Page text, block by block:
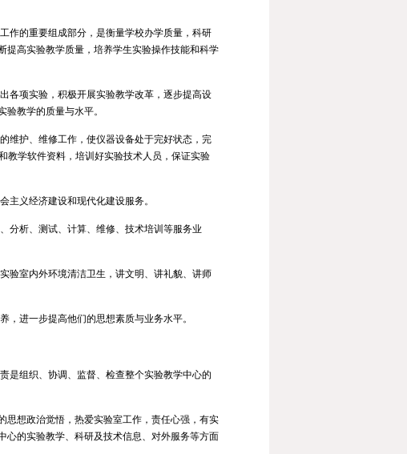
作的重要组成部分，是衡量学校办学质量，科研
提高实验教学质量，培养学生实验操作技能和科学
各项实验，积极开展实验教学改革，逐步提高设
教学的质量与水平。
维护、维修工作，使仪器设备处于完好状态，完
教学软件资料，培训好实验技术人员，保证实验
主义经济建设和现代化建设服务。
分析、测试、计算、维修、技术培训等服务业
验室内外环境清洁卫生，讲文明、讲礼貌、讲师
进一步提高他们的思想素质与业务水平。
是组织、协调、监督、检查整个实验教学中心的
思想政治觉悟，热爱实验室工作，责任心强，有实
心的实验教学、科研及技术信息、对外服务等方面